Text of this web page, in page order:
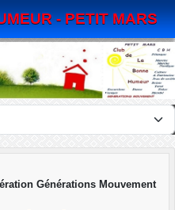
- PETIT MARS
Générations Mouvement